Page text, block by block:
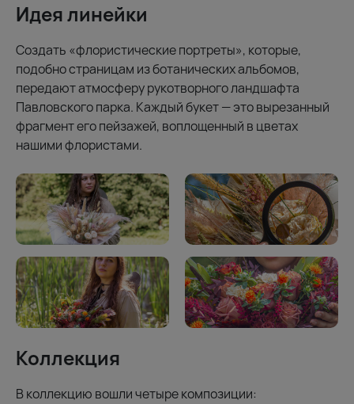
Идея линейки
Создать «флористические портреты», которые,
подобно страницам из ботанических альбомов,
передают атмосферу рукотворного ландшафта
Павловского парка. Каждый букет — это вырезанный
фрагмент его пейзажей, воплощенный в цветах
нашими флористами.
Коллекция
В коллекцию вошли четыре композиции: